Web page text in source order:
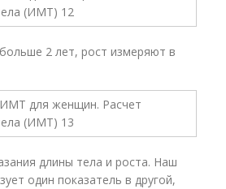
2 лет, рост измеряют в
длины тела и роста. Наш
один показатель в другой,